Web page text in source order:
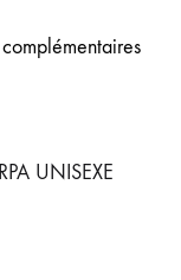
complémentaires
UNISEXE